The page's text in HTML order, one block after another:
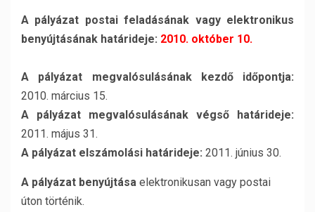
A pályázat postai feladásának vagy elektronikus
benyújtásának határideje: 2010. október 10.
A pályázat megvalósulásának kezdő időpontja:
2010. március 15.
A pályázat megvalósulásának végső határideje:
2011. május 31.
A pályázat elszámolási határideje: 2011. június 30.
A pályázat benyújtása elektronikusan vagy postai
úton történik.